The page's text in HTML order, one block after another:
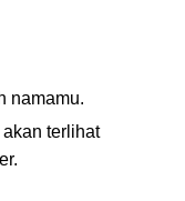
namamu.
akan terlihat